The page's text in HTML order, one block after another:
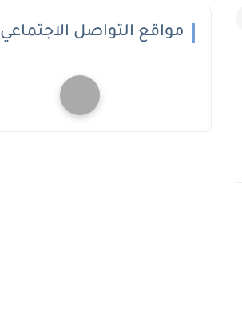
مواقع التواصل الاجتماعي